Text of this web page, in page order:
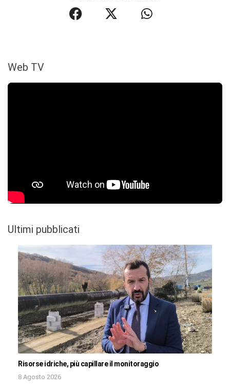
Web TV
Ultimi pubblicati
Risorse idriche, più capillare il monitoraggio
8 Agosto 2026